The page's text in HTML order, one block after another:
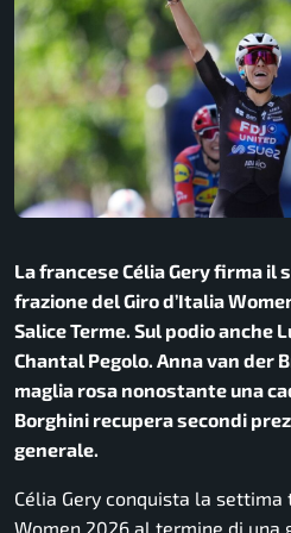
La francese Célia Gery firma il
frazione del Giro d’Italia
Salice Terme. Sul podio anche
Chantal Pegolo. Anna van der
maglia rosa nonostante una
Borghini recupera secondi
generale.
Célia Gery conquista la settima
Women 2026 al termine di una